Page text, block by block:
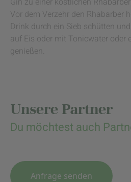
Vor dem Verzehr den Rhabarber
Drink durch ein Sieb schütten
auf Eis oder mit Tonicwater oder
genießen.
Unsere Partner
Du möchtest auch
Anfrage senden